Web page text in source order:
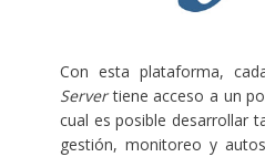
Con esta plataforma,
Servertiene acceso a un
cual es posible desarrollar
gestión, monitoreo y